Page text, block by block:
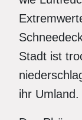
Stadt ist
ihr Umland.